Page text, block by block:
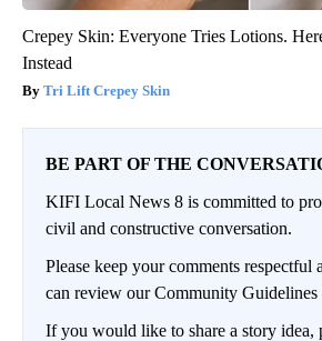
Crepey Skin: Everyone Tries Lotions.
Instead
Tri Lift Crepey Skin
BE PART OF THE
KIFI Local News 8 is committed to
civil and constructive conversation.
Please keep your comments respectful
can review our Community Guidelines
If you would like to share a story idea,